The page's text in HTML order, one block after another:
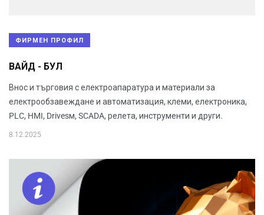
ФИРМЕН ПРОФИЛ
ВАЙД - БУЛ
Внос и търговия с електроапаратура и материали за
електрообзавеждане и автоматизация, клеми, електроника,
PLC, HMI, Drivesм, SCADA, релета, инструменти и други.
8.12.2025